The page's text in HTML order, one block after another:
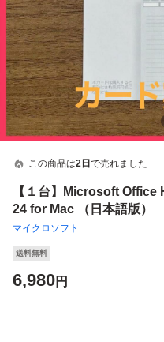
この商品は2日 で売れました
【１台】Microsoft
24 for Mac （日本語版）
マイクロソフト
送料無料
6,980円